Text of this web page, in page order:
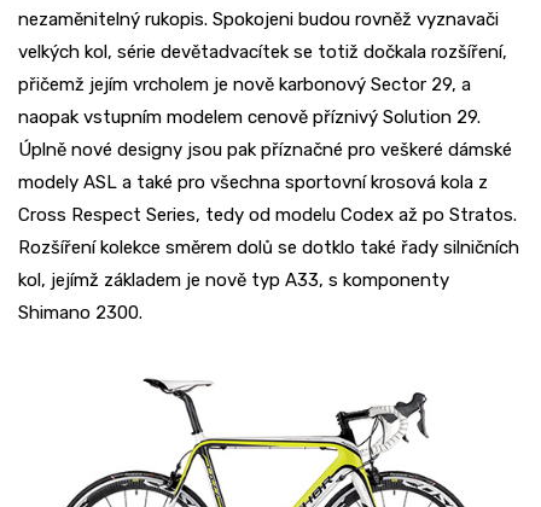
nezaměnitelný rukopis. Spokojeni budou rovněž vyznavači
velkých kol, série devětadvacítek se totiž dočkala rozšíření,
přičemž jejím vrcholem je nově karbonový Sector 29, a
naopak vstupním modelem cenově příznivý Solution 29.
Úplně nové designy jsou pak příznačné pro veškeré dámské
modely ASL a také pro všechna sportovní krosová kola z
Cross Respect Series, tedy od modelu Codex až po Stratos.
Rozšíření kolekce směrem dolů se dotklo také řady silničních
kol, jejímž základem je nově typ A33, s komponenty
Shimano 2300.